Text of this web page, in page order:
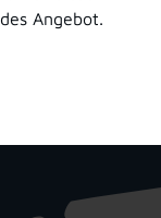
Angebot.